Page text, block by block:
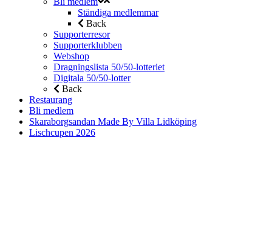
Ständiga medlemmar
Back
Supporterresor
Supporterklubben
Webshop
Dragningslista 50/50-lotteriet
Digitala 50/50-lotter
Back
Restaurang
Bli medlem
Skaraborgsandan Made By Villa Lidköping
Lischcupen 2026